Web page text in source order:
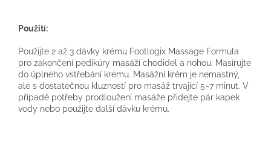
Použití:
Použijte 2 až 3 dávky krému Footlogix Massage Formula
pro zakončení pedikúry masáží chodidel a nohou. Masírujte
do úplného vstřebání krému. Masážní krém je nemastný,
ale s dostatečnou kluzností pro masáž trvající 5–7 minut. V
případě potřeby prodloužení masáže přidejte pár kapek
vody nebo použijte další dávku krému.